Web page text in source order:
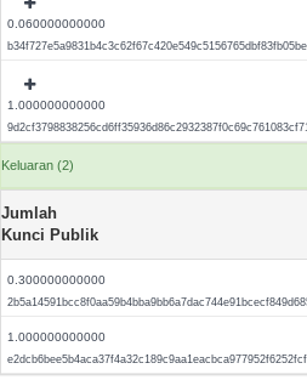
0.060000000000
1.000000000000
Keluaran (2)
Jumlah
Kunci Publik
0.300000000000
1.000000000000